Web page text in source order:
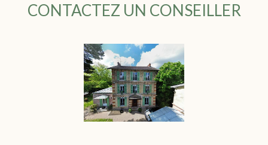
CONTACTEZ UN CONSEILLER